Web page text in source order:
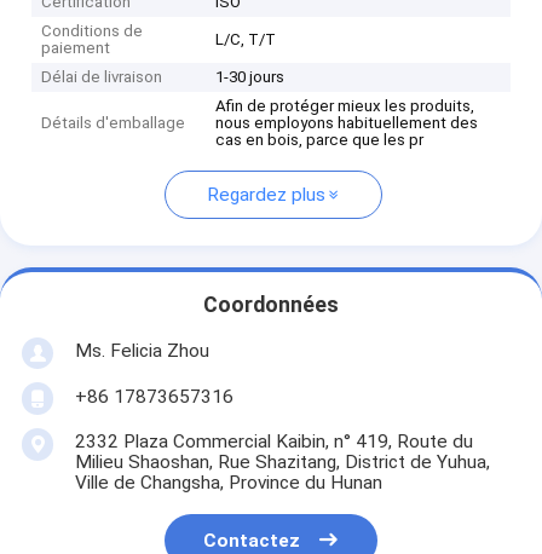
Conditions de
paiement
L/C, T/T
Délai de livraison 1-30 jours
Détails d'emballage
Afin de protéger mieux les produits,
nous employons habituellement des
cas en bois, parce que les pr
Regardez plus
Coordonnées
Ms. Felicia Zhou
+86 17873657316
2332 Plaza Commercial Kaibin, n° 419, Route du
Milieu Shaoshan, Rue Shazitang, District de Yuhua,
Ville de Changsha, Province du Hunan
Contactez